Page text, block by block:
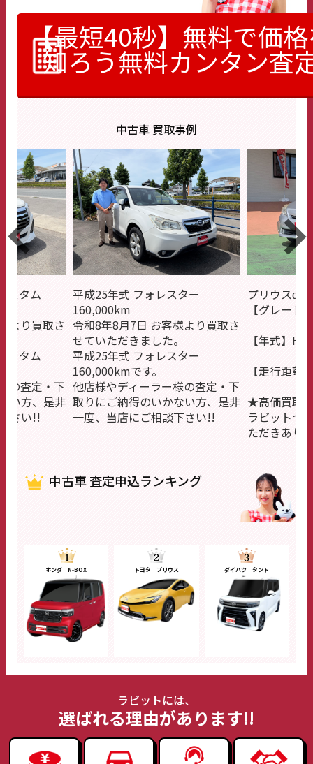
【最短40秒】無料で価
知ろう無料カンタン査
中古車 買取事例
スタム
より買取さ
スタム
の査定・下
い方、是非
さい!!
平成25年式 フォレスター
160,000km
令和8年8月7日 お客様より買取さ
せていただきました。
平成25年式 フォレスター
160,000kmです。
他店様やディーラー様の査定・下
取りにご納得のいかない方、是非
一度、当店にご相談下さい!!
プリウスα
【グレード
【年式】
【走行距離
★高価買取
ラビットつ
ただきあり
中古車 査定申込ランキング
ホンダ N-BOX トヨタ プリウス ダイハツ タント
ラビットには、
選ばれる理由があります!!